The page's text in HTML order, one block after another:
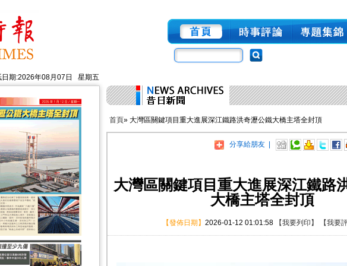
日期:2026年08月07日 星期五
首頁» 大灣區關鍵項目重大進展深江鐵路洪奇瀝公鐵大橋主塔全封頂
分享給朋友 |
大灣區關鍵項目重大進展深江鐵路
大橋主塔全封頂
【發佈日期】 2026-01-12 01:01:58 【我要列印】 【我要